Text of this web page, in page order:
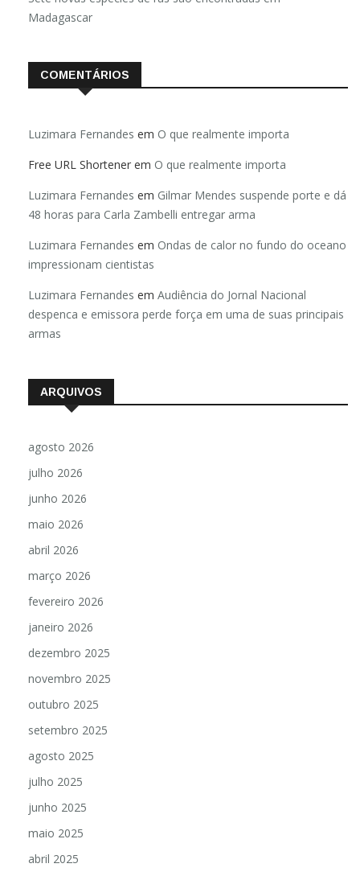
Madagascar
COMENTÁRIOS
Luzimara Fernandes em O que realmente importa
Free URL Shortener em O que realmente importa
Luzimara Fernandes em Gilmar Mendes suspende porte e dá
48 horas para Carla Zambelli entregar arma
Luzimara Fernandes em Ondas de calor no fundo do oceano
impressionam cientistas
Luzimara Fernandes em Audiência do Jornal Nacional
despenca e emissora perde força em uma de suas principais
armas
ARQUIVOS
agosto 2026
julho 2026
junho 2026
maio 2026
abril 2026
março 2026
fevereiro 2026
janeiro 2026
dezembro 2025
novembro 2025
outubro 2025
setembro 2025
agosto 2025
julho 2025
junho 2025
maio 2025
abril 2025